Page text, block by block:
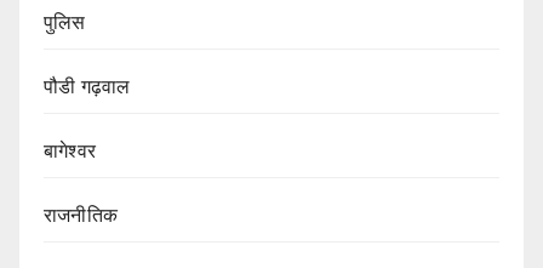
पुलिस
पौडी गढ़वाल
बागेश्वर
राजनीतिक